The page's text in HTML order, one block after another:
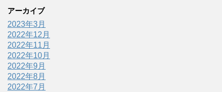
アーカイブ
2023年3月
2022年12月
2022年11月
2022年10月
2022年9月
2022年8月
2022年7月